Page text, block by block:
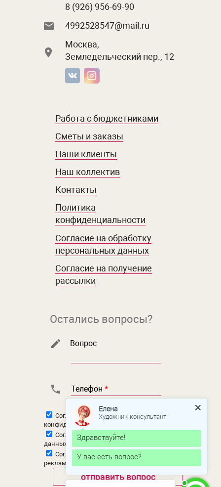
8 (926) 956-69-90
4992528547@mail.ru
Москва,
Земледельческий пер., 12
Работа с бюджетниками
Сметы и заказы
Наши клиенты
Наш коллектив
Контакты
Политика
конфиденциальности
Согласие на обработку
персональных данных
Согласие на получение
рассылки
Остались вопросы?
Вопрос
Телефон *
Согласен сполитикой
конфиденциальности
Согласен наобработку персональных
данных
Согласен наполучение новостной и
рекламной рассылки
Елена
Художник-консультант
Здравствуйте!
У вас есть вопрос?